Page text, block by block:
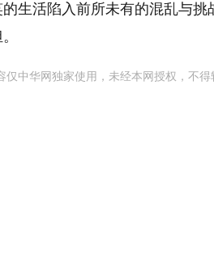
生活陷入前所未有的混乱与
仅中华网独家使用，未经本网授权，不得